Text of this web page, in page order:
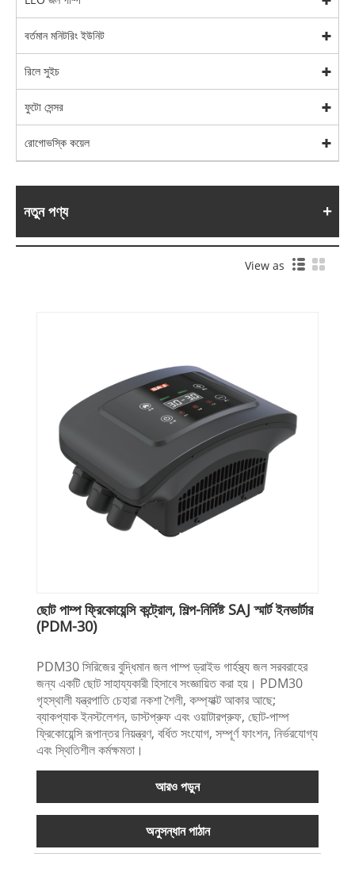
বর্তমান মনিটরিং ইউনিট
রিলে সুইচ
ফুটো সেন্সর
রোগোভস্কি কয়েল
নতুন পণ্য
View as
ছোট পাম্প ফ্রিকোয়েন্সি কন্ট্রোল, শিল্প-নির্দিষ্ট SAJ স্মার্ট ইনভার্টার
(PDM-30)
PDM30 সিরিজের বুদ্ধিমান জল পাম্প ড্রাইভ গার্হস্থ্য জল সরবরাহের
জন্য একটি ছোট সাহায্যকারী হিসাবে সংজ্ঞায়িত করা হয়। PDM30
গৃহস্থালী যন্ত্রপাতি চেহারা নকশা শৈলী, কম্প্যাক্ট আকার আছে;
ব্যাকপ্যাক ইনস্টলেশন, ডাস্টপ্রুফ এবং ওয়াটারপ্রুফ, ছোট-পাম্প
ফ্রিকোয়েন্সি রূপান্তর নিয়ন্ত্রণ, বর্ধিত সংযোগ, সম্পূর্ণ ফাংশন, নির্ভরযোগ্য
এবং স্থিতিশীল কর্মক্ষমতা।
আরও পড়ুন
অনুসন্ধান পাঠান